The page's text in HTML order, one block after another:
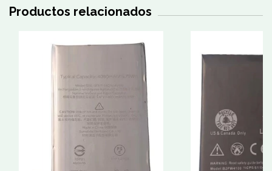
Productos relacionados